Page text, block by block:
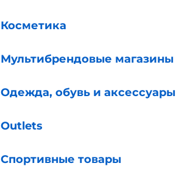
Косметика
Мультибрендовые магазины
Одежда, обувь и аксессуары
Outlets
Спортивные товары